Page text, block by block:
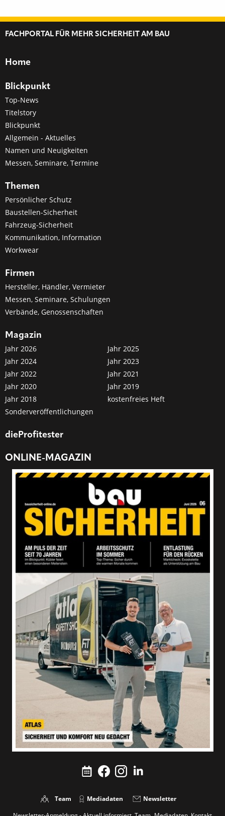
FACHPORTAL FÜR MEHR SICHERHEIT AM BAU
Home
Blickpunkt
Top-News
Titelstory
Blickpunkt
Allgemein - Aktuelles
Namen und Neuigkeiten
Messen, Seminare, Termine
Themen
Persönlicher Schutz
Baustellen-Sicherheit
Fahrzeug-Sicherheit
Kommunikation, Information
Workwear
Firmen
Hersteller, Händler, Vermieter
Messen, Seminare, Schulungen
Verbände, Genossenschaften
Magazin
Jahr 2026
Jahr 2025
Jahr 2024
Jahr 2023
Jahr 2022
Jahr 2021
Jahr 2020
Jahr 2019
Jahr 2018
kostenfreies Heft
Sonderveröffentlichungen
dieProfitester
ONLINE-MAGAZIN
Team Mediadaten
Newsletter